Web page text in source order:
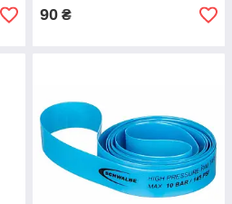
90 ₴